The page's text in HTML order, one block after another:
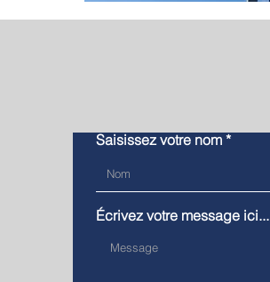
Saisissez votre nom
Écrivez votre message ici...